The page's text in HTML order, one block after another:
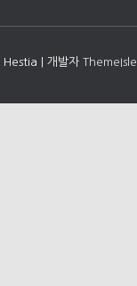
Hestia | 개발자 ThemeIsle